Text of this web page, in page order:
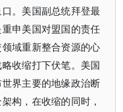
。美国副总统拜登最
申美国对盟国的责任
域重新整合资源的心
收缩打下伏笔。美国
界主要的地缘政治断
构，在收缩的同时，